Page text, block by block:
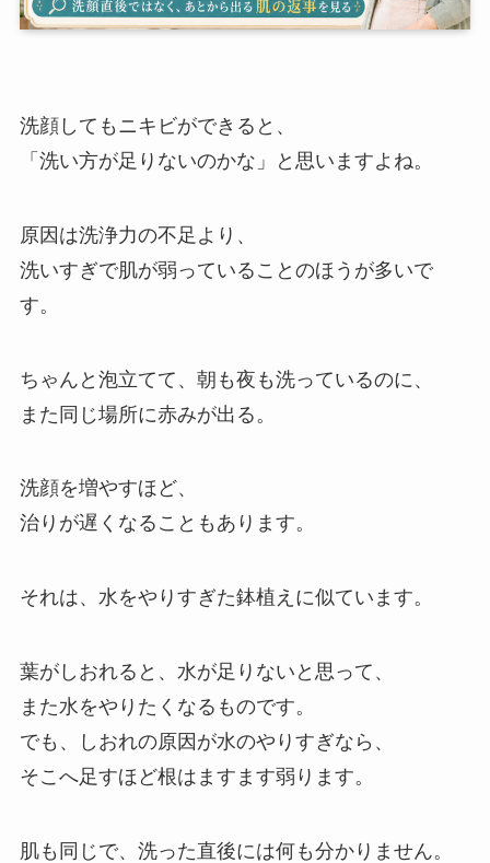
洗顔してもニキビができると、
「洗い方が足りないのかな」と思いますよね。
原因は洗浄力の不足より、
洗いすぎで肌が弱っていることのほうが多いで
す。
ちゃんと泡立てて、朝も夜も洗っているのに、
また同じ場所に赤みが出る。
洗顔を増やすほど、
治りが遅くなることもあります。
それは、水をやりすぎた鉢植えに似ています。
葉がしおれると、水が足りないと思って、
また水をやりたくなるものです。
でも、しおれの原因が水のやりすぎなら、
そこへ足すほど根はますます弱ります。
肌も同じで、洗った直後には何も分かりません。